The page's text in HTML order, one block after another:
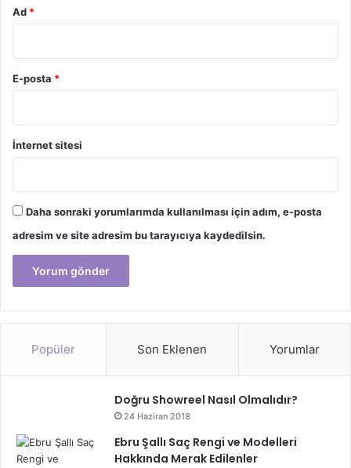
genişletebilir ve onun geleceğine ışık tutabilirsiniz.
Ad *
E-posta *
İnternet sitesi
Daha sonraki yorumlarımda kullanılması için adım, e-posta
adresim ve site adresim bu tarayıcıya kaydedilsin.
Popüler Son Eklenen Yorumlar
Doğru Showreel Nasıl Olmalıdır?
24 Haziran 2018
Ebru Şallı Saç Rengi ve Modelleri
Hakkında Merak Edilenler